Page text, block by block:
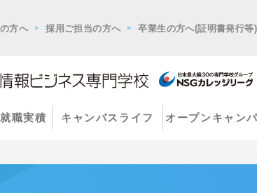
方へ 採用ご担当の方へ 卒業生の方へ(証明書発行等)
職実積 キャンパスライフ オープンキャン